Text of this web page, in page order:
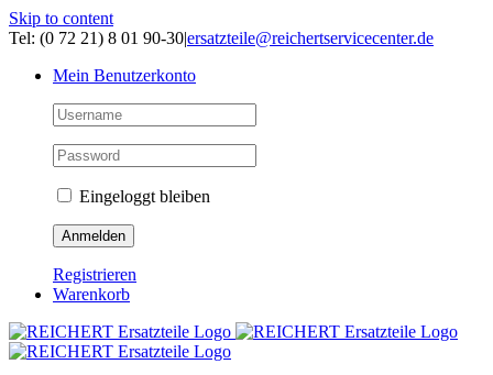
Skip to content
Tel: (0 72 21) 8 01 90-30|ersatzteile@reichertservicecenter.de
Mein Benutzerkonto
Eingeloggt bleiben
Registrieren
Warenkorb